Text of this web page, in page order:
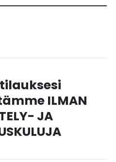
ILMAN
JA